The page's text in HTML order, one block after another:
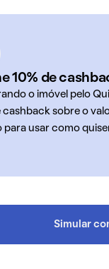
10% de
o imóvel pelo
cashback sobre o
para usar como
Simular